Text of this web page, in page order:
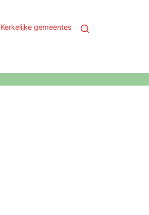
Kerkelijke gemeentes